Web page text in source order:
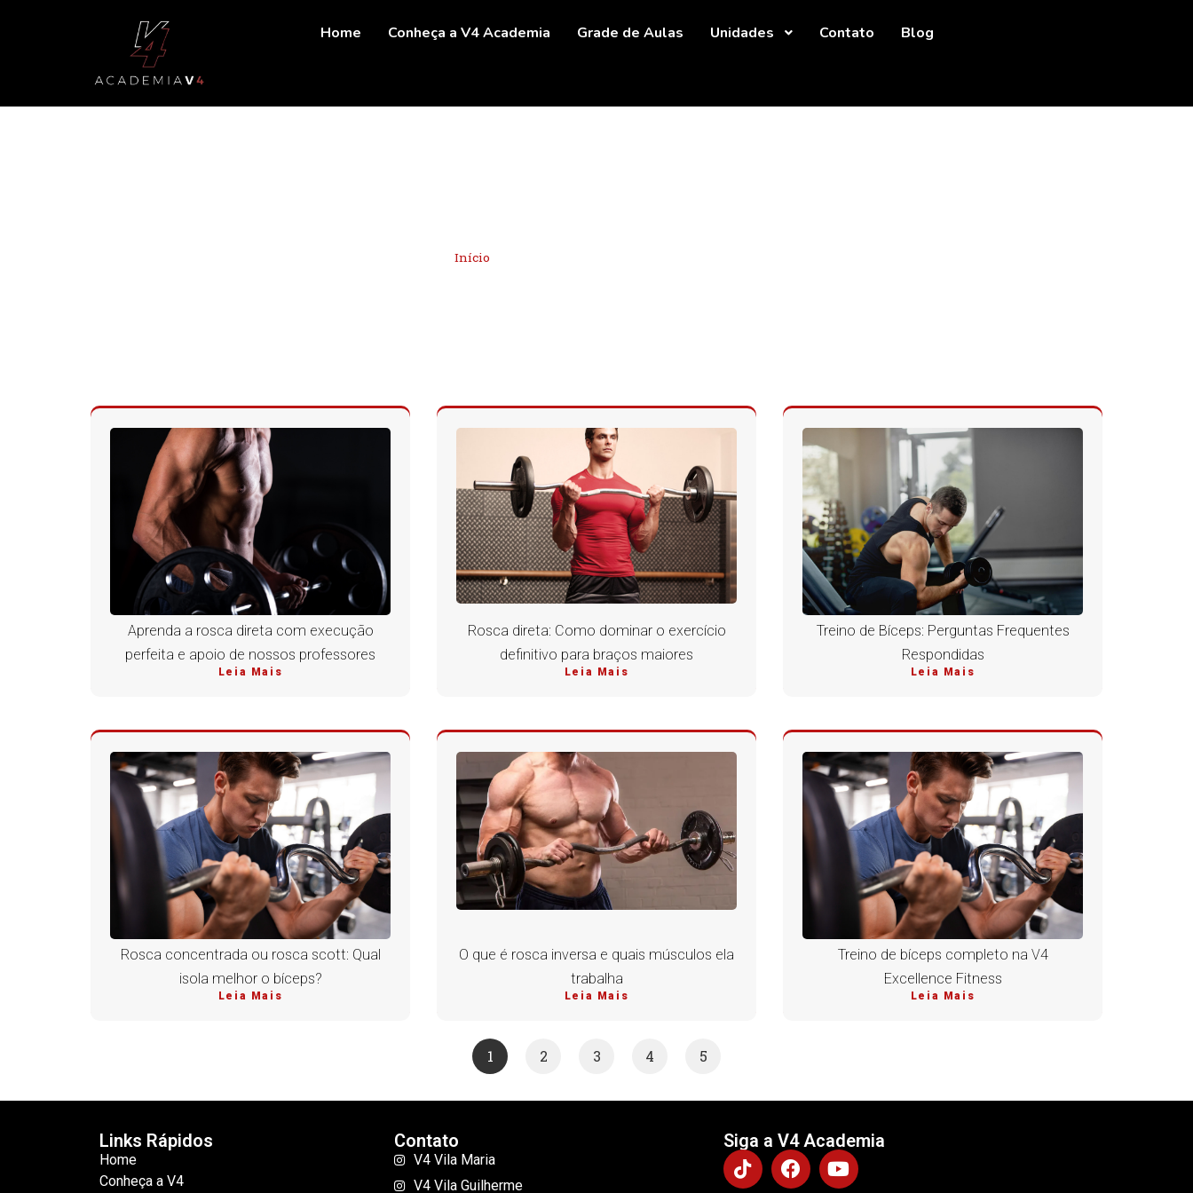
Home Conheça a V4 Academia Grade de Aulas Unidades Contato Blog
Início
Aprenda a rosca direta com execução
perfeita e apoio de nossos professores
Leia Mais
Rosca direta: Como dominar o exercício
definitivo para braços maiores
Leia Mais
Treino de Bíceps: Perguntas Frequentes
Respondidas
Leia Mais
Rosca concentrada ou rosca scott: Qual
isola melhor o bíceps?
Leia Mais
O que é rosca inversa e quais músculos ela
trabalha
Leia Mais
Treino de bíceps completo na V4
Excellence Fitness
Leia Mais
1 2 3 4 5
Links Rápidos
Home
Conheça a V4
Contato
V4 Vila Maria
V4 Vila Guilherme
Siga a V4 Academia